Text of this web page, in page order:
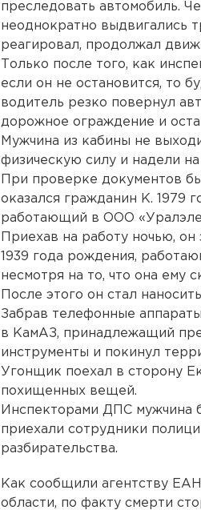
преследовать автомобиль.
неоднократно выдвигались
реагировал, продолжал
Только после того, как
если он не остановится, то
водитель резко повернул
дорожное ограждение и
Мужчина из кабины не
физическую силу и надели
При проверке документов
оказался гражданин К. 1979
работающий в ООО
Приехав на работу ночью,
1939 года рождения,
несмотря на то, что она ему
После этого он стал
Забрав телефонные
в КамАЗ, принадлежащий
инструменты и покинул
Угонщик поехал в сторону
похищенных вещей.
Инспекторами ДПС мужчина
приехали сотрудники
разбирательства.
Как сообщили агентству
области, по факту смерти